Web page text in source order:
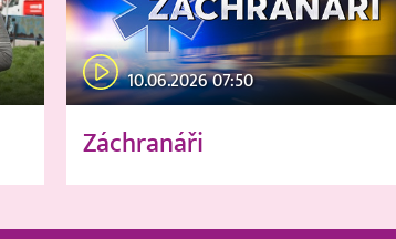
10.06.2026 07:50
Záchranáři